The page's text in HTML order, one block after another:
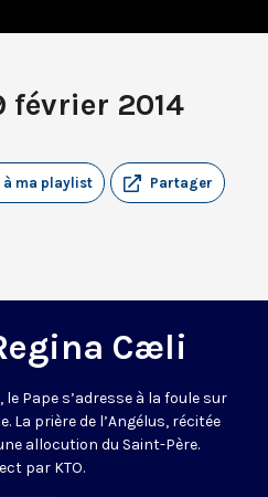
février 2014
Partager
à ma playlist
Cæli
Pape s’adresse à la foule sur
La prière de l’Angélus, récitée
allocution du Saint-Père.
par KTO.